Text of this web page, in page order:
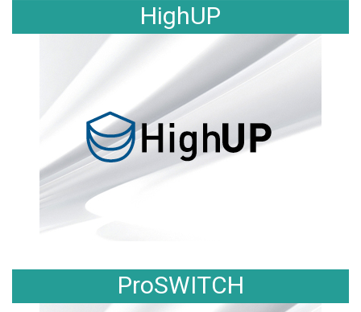
HighUP
ProSWITCH